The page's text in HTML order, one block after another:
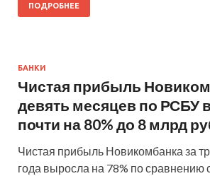
ПОДРОБНЕЕ
БАНКИ
Чистая прибыль
девять месяцев по РСБУ
почти на 80% до 8 млрд
Чистая прибыль Новикомбанка за
года выросла на 78% по сравнению